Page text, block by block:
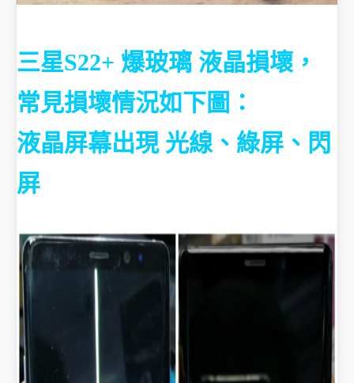
三星S22+ 爆玻璃 液晶損壞 ，
常見損壞情況如下圖：
液晶屏幕出現 光線、綠屏、閃
屏